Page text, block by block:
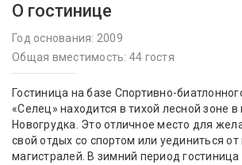
О гостинице
Год основания: 2009
Общая вместимость: 44 гостя
Гостиница на базе Спортивно-
«Селец» находится в тихой лесной зоне в
Новогрудка. Это отличное место для
свой отдых со спортом или уединиться
магистралей. В зимний период гостиница